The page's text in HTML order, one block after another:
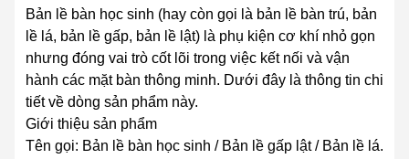
Bản lề bàn học sinh (hay còn gọi là bản lề bàn trú, bản
lề lá, bản lề gấp, bản lề lật) là phụ kiện cơ khí nhỏ gọn
nhưng đóng vai trò cốt lõi trong việc kết nối và vận
hành các mặt bàn thông minh. Dưới đây là thông tin chi
tiết về dòng sản phẩm này.
Giới thiệu sản phẩm
Tên gọi: Bản lề bàn học sinh / Bản lề gấp lật / Bản lề lá.